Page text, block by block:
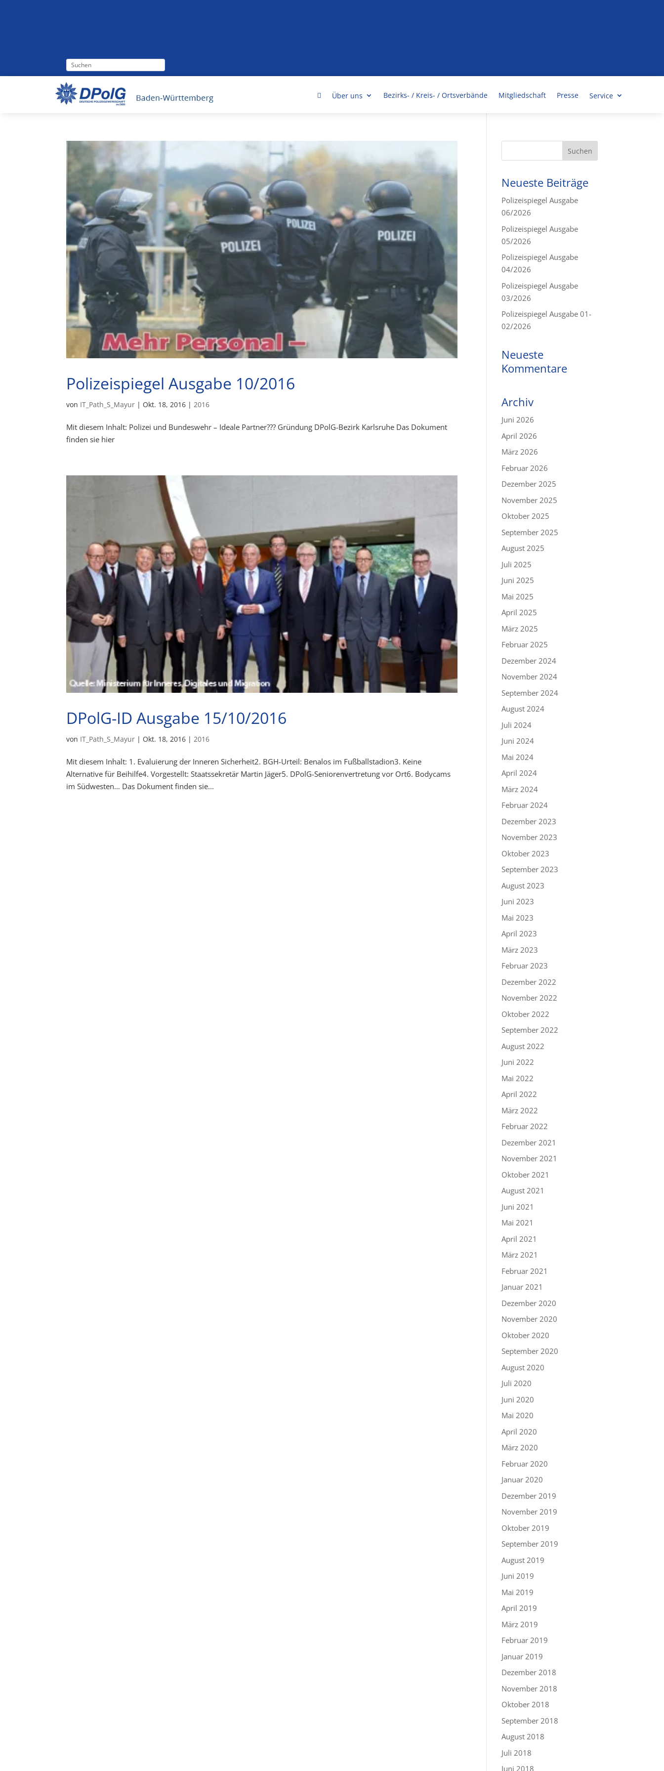
 Über uns Bezirks- / Kreis- / Ortsverbände Mitgliedschaft Presse Service
Polizeispiegel Ausgabe 10/2016
von IT_Path_S_Mayur | Okt. 18, 2016 |2016
Mit diesem Inhalt: Polizei und Bundeswehr – Ideale Partner??? Gründung DPolG-Bezirk Karlsruhe Das Dokument
finden sie hier
DPolG-ID Ausgabe 15/10/2016
von IT_Path_S_Mayur | Okt. 18, 2016 | 2016
Mit diesem Inhalt: 1. Evaluierung der Inneren Sicherheit2. BGH-Urteil: Benalos im Fußballstadion3. Keine
Alternative für Beihilfe4. Vorgestellt: Staatssekretär Martin Jäger5. DPolG-Seniorenvertretung vor Ort6. Bodycams
im Südwesten… Das Dokument finden sie...
Neueste Beiträge
Polizeispiegel Ausgabe
06/2026
Polizeispiegel Ausgabe
05/2026
Polizeispiegel Ausgabe
04/2026
Polizeispiegel Ausgabe
03/2026
Polizeispiegel Ausgabe 01-
02/2026
Neueste
Kommentare
Archiv
Juni 2026
April 2026
März 2026
Februar 2026
Dezember 2025
November 2025
Oktober 2025
September 2025
August 2025
Juli 2025
Juni 2025
Mai 2025
April 2025
März 2025
Februar 2025
Dezember 2024
November 2024
September 2024
August 2024
Juli 2024
Juni 2024
Mai 2024
April 2024
März 2024
Februar 2024
Dezember 2023
November 2023
Oktober 2023
September 2023
August 2023
Juni 2023
Mai 2023
April 2023
März 2023
Februar 2023
Dezember 2022
November 2022
Oktober 2022
September 2022
August 2022
Juni 2022
Mai 2022
April 2022
März 2022
Februar 2022
Dezember 2021
November 2021
Oktober 2021
August 2021
Juni 2021
Mai 2021
April 2021
März 2021
Februar 2021
Januar 2021
Dezember 2020
November 2020
Oktober 2020
September 2020
August 2020
Juli 2020
Juni 2020
Mai 2020
April 2020
März 2020
Februar 2020
Januar 2020
Dezember 2019
November 2019
Oktober 2019
September 2019
August 2019
Juni 2019
Mai 2019
April 2019
März 2019
Februar 2019
Januar 2019
Dezember 2018
November 2018
Oktober 2018
September 2018
August 2018
Juli 2018
Juni 2018